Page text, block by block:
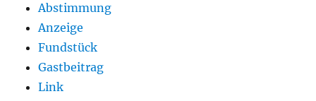
Abstimmung
Anzeige
Fundstück
Gastbeitrag
Link